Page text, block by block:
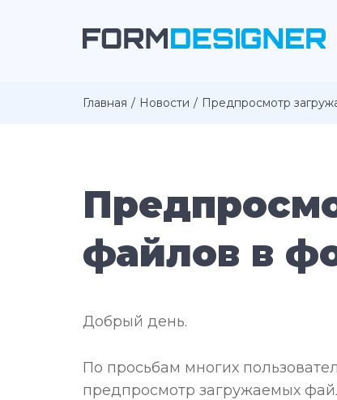
Главная Новости Предпросмотр
файлов в
Добрый день.
По просьбам многих
предпросмотр загружаемых